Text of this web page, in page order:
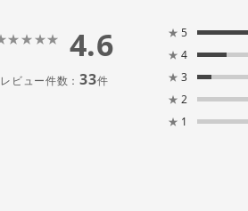
4.6
レビュー件数：33件
★ 5
★ 4
★ 3
★ 2
★ 1